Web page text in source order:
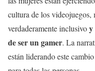
cultura de los videojuegos,
verdaderamente inclusivoy
de ser un gamer. La
están liderando este